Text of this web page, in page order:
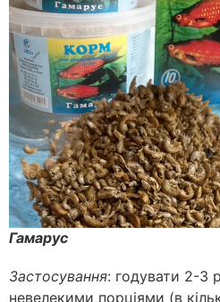
Гамарус
Застосування: годувати 2-3
невелекими порціями (в